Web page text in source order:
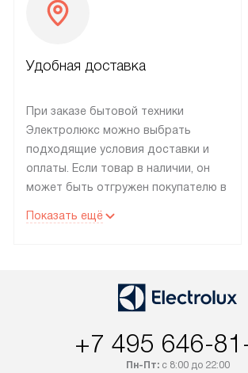
Удобная доставка
При заказе бытовой техники
Электролюкс можно выбрать
подходящие условия доставки и
оплаты. Если товар в наличии, он
может быть отгружен покупателю в
специальным лейблом
оплачивается дополнительно.
Возможна доставка товаров по
Показать ещё
+7 495 646-
Пн-Пт:с 8:00 до 22:00